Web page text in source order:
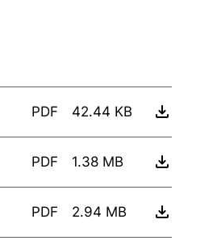
PDF 42.44 KB
PDF 1.38 MB
PDF 2.94 MB